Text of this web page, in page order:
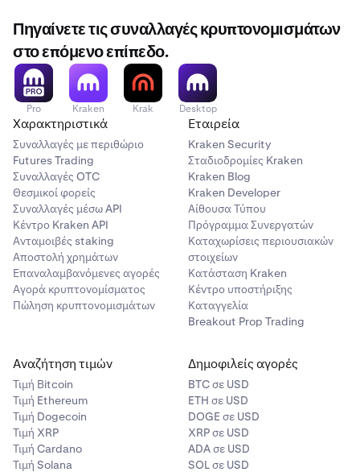
Πηγαίνετε τις συναλλαγές κρυπτονομισμάτων
στο επόμενο επίπεδο.
Pro Kraken Krak Desktop
Χαρακτηριστικά
Συναλλαγές με περιθώριο
Futures Trading
Συναλλαγές OTC
Θεσμικοί φορείς
Συναλλαγές μέσω API
Κέντρο Kraken API
Ανταμοιβές staking
Αποστολή χρημάτων
Επαναλαμβανόμενες αγορές
Αγορά κρυπτονομίσματος
Πώληση κρυπτονομισμάτων
Εταιρεία
Kraken Security
Σταδιοδρομίες Kraken
Kraken Blog
Kraken Developer
Αίθουσα Τύπου
Πρόγραμμα Συνεργατών
Καταχωρίσεις περιουσιακών
στοιχείων
Κατάσταση Kraken
Κέντρο υποστήριξης
Καταγγελία
Breakout Prop Trading
Αναζήτηση τιμών
Τιμή Βitcoin
Τιμή Ethereum
Τιμή Dogecoin
Τιμή XRP
Τιμή Cardano
Τιμή Solana
Δημοφιλείς αγορές
BTC σε USD
ETH σε USD
DOGE σε USD
XRP σε USD
ADA σε USD
SOL σε USD